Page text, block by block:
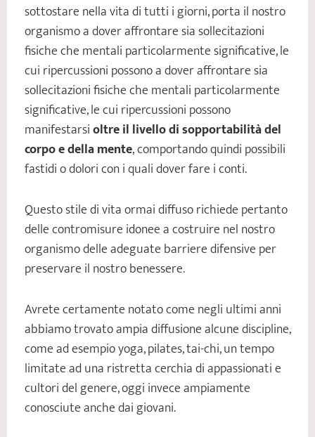
sottostare nella vita di tutti i giorni, porta il nostro
organismo a dover affrontare sia sollecitazioni
fisiche che mentali particolarmente significative, le
cui ripercussioni possono a dover affrontare sia
sollecitazioni fisiche che mentali particolarmente
significative, le cui ripercussioni possono
manifestarsioltre il livello di sopportabilità del
corpo e della mente, comportando quindi possibili
fastidi o dolori con i quali dover fare i conti.
Questo stile di vita ormai diffuso richiede pertanto
delle contromisure idonee a costruire nel nostro
organismo delle adeguate barriere difensive per
preservare il nostro benessere.
Avrete certamente notato come negli ultimi anni
abbiamo trovato ampia diffusione alcune discipline,
come ad esempio yoga, pilates, tai-chi, un tempo
limitate ad una ristretta cerchia di appassionati e
cultori del genere, oggi invece ampiamente
conosciute anche dai giovani.